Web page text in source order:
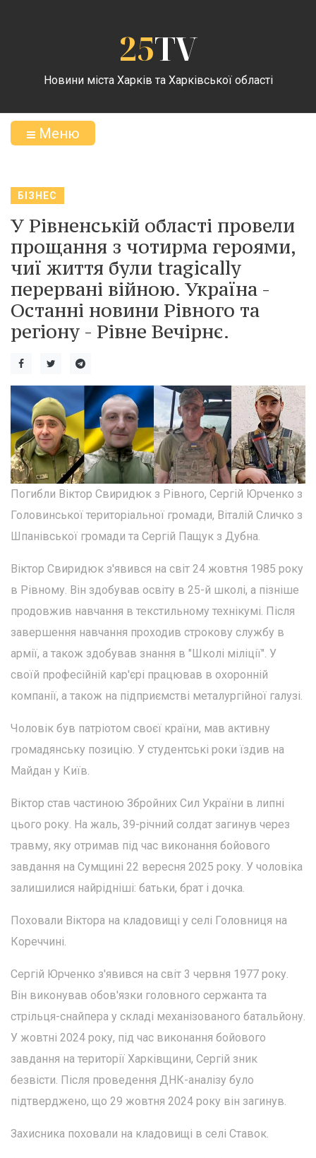
25TV
Новини міста Харків та Харківської області
Меню
БІЗНЕС
У Рівненській області провели
прощання з чотирма героями,
чиї життя були tragically
перервані війною. Україна -
Останні новини Рівного та
регіону - Рівне Вечірнє.
Погибли Віктор Свиридюк з Рівного, Сергій Юрченко з
Головинської територіальної громади, Віталій Сличко з
Шпанівської громади та Сергій Пащук з Дубна.
Віктор Свиридюк з'явився на світ 24 жовтня 1985 року
в Рівному. Він здобував освіту в 25-й школі, а пізніше
продовжив навчання в текстильному технікумі. Після
завершення навчання проходив строкову службу в
армії, а також здобував знання в "Школі міліції". У
своїй професійній кар'єрі працював в охоронній
компанії, а також на підприємстві металургійної галузі.
Чоловік був патріотом своєї країни, мав активну
громадянську позицію. У студентські роки їздив на
Майдан у Київ.
Віктор став частиною Збройних Сил України в липні
цього року. На жаль, 39-річний солдат загинув через
травму, яку отримав під час виконання бойового
завдання на Сумщині 22 вересня 2025 року. У чоловіка
залишилися найрідніші: батьки, брат і дочка.
Поховали Віктора на кладовищі у селі Головниця на
Кореччині.
Сергій Юрченко з'явився на світ 3 червня 1977 року.
Він виконував обов'язки головного сержанта та
стрільця-снайпера у складі механізованого батальйону.
У жовтні 2024 року, під час виконання бойового
завдання на території Харківщини, Сергій зник
безвісти. Після проведення ДНК-аналізу було
підтверджено, що 29 жовтня 2024 року він загинув.
Захисника поховали на кладовищі в селі Ставок.